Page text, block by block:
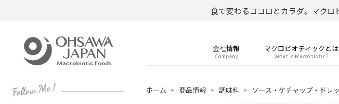
食で変わるココロとカラダ。マクロ
会社情報
Company
マクロビオティックとは
What is Macrobiotic ?
ホーム 商品情報 調味料 ソース・ケチャップ・ドレ